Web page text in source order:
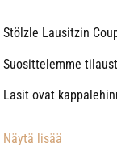
Stölzle Lausitzin
Suosittelemme
Lasit ovat
Näytä lisää